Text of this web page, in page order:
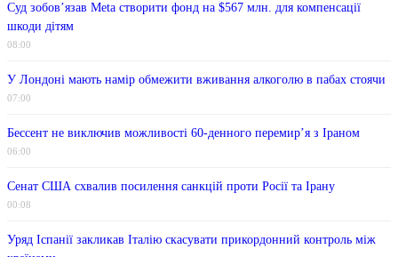
Суд зобов’язав Meta створити фонд на $567 млн. для компенсації
шкоди дітям
08:00
У Лондоні мають намір обмежити вживання алкоголю в пабах стоячи
07:00
Бессент не виключив можливості 60-денного перемир’я з Іраном
06:00
Сенат США схвалив посилення санкцій проти Росії та Ірану
00:08
Уряд Іспанії закликав Італію скасувати прикордонний контроль між